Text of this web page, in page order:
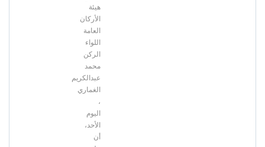
هيئة
الأركان
العامة
اللواء
الركن
محمد
عبدالكريم
الغماري
،
اليوم
الأحد،
أن